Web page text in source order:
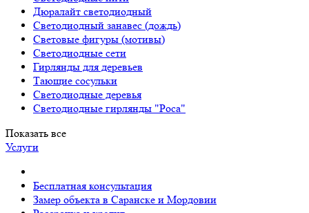
Дюралайт светодиодный
Светодиодный занавес (дождь)
Световые фигуры (мотивы)
Светодиодные сети
Гирлянды для деревьев
Тающие сосульки
Светодиодные деревья
Светодиодные гирлянды "Роса"
Показать все
Услуги
Бесплатная консультация
Замер объекта в Саранске и Мордовии